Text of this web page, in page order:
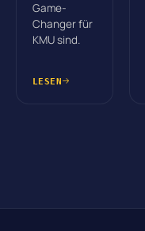
Game-
Changer für
KMU sind.
LESEN